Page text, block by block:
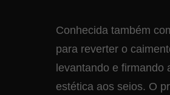
Conhecida também
para reverter o
levantando e firmando
estética aos seios. O